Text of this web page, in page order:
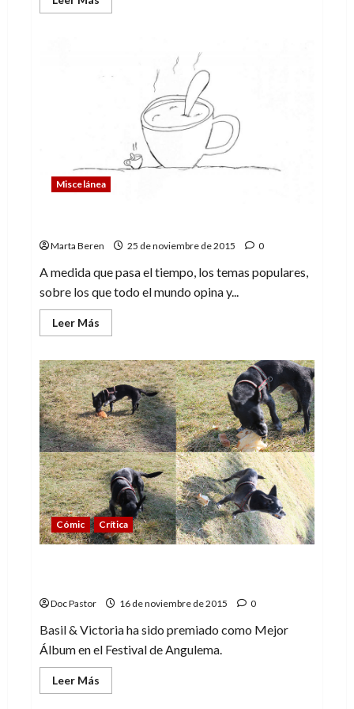
más
al
Multiverso
Miscelánea
Marta Beren 25 de noviembre de 2015 0
A medida que pasa el tiempo, los temas populares,
sobre los que todo el mundo opina y...
Leer Más
más
La
importancia
de
informarte
Cómic Crítica
Doc Pastor 16 de noviembre de 2015 0
Basil & Victoria ha sido premiado como Mejor
Álbum en el Festival de Angulema.
Leer Más
más